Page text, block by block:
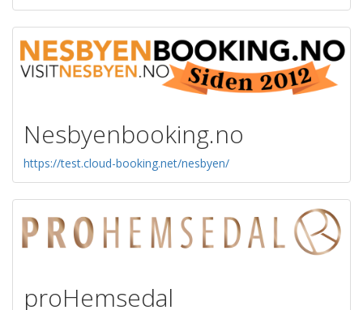
Nesbyenbooking.no
https://test.cloud-booking.net/nesbyen/
proHemsedal